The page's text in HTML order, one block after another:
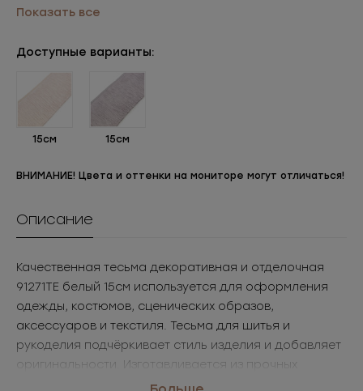
Кратность упаковки:
Показать все
Доступные варианты:
15см 15см
ВНИМАНИЕ! Цвета и оттенки на мониторе могут отличаться!
Описание
Качественная тесьма декоративная и отделочная
91271ТЕ белый 15см используется для оформления
одежды, костюмов, сценических образов,
аксессуаров и текстиля. Тесьма для шитья и
рукоделия подчёркивает стиль изделия и добавляет
оригинальности. Изготавливается из прочных
материалов, устойчива к износу и легко вшивается. В